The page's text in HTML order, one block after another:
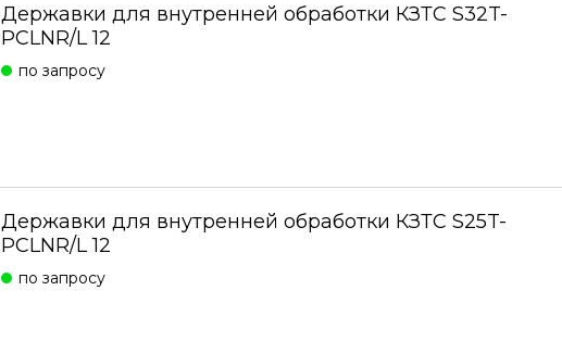
Державки для внутренней обработки КЗТС S32T-
PCLNR/L 12
по запросу
Державки для внутренней обработки КЗТС S25T-
PCLNR/L 12
по запросу